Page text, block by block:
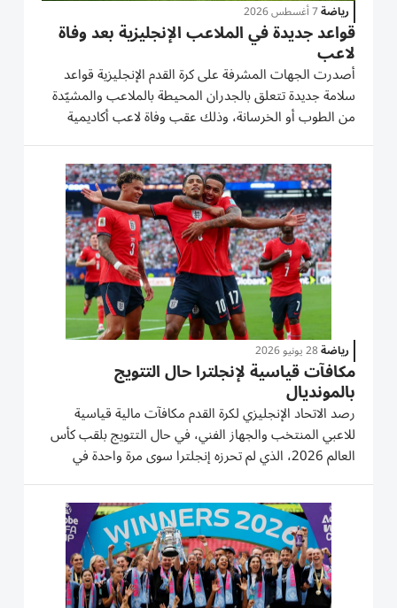
رياضة7 أغسطس 2026
قواعد جديدة في الملاعب الإنجليزية بعد وفاة
لاعب
أصدرت الجهات المشرفة على كرة القدم الإنجليزية قواعد
سلامة جديدة تتعلق بالجدران المحيطة بالملاعب والمشيّدة
من الطوب أو الخرسانة، وذلك عقب وفاة لاعب أكاديمية
أرسنال السابق بيلي فيغار. وتوفي مهاجم تشيتشستر سيتي
عن 21 عاماً بعد تعرضه في أيلول/سبتمبر 2025 لإصابة في
الدماغ خلال...
رياضة28 يونيو 2026
مكافآت قياسية لإنجلترا حال التتويج
بالمونديال
رصد الاتحاد الإنجليزي لكرة القدم مكافآت مالية قياسية
للاعبي المنتخب والجهاز الفني، في حال التتويج بلقب كأس
العالم 2026، الذي لم تحرزه إنجلترا سوى مرة واحدة في
تاريخها، عام 1966. وخصص الاتحاد مبلغ 15 مليون جنيه
إسترليني، بزيادة قدرها سبعة ملايين جنيه مقارنة بالمكافآت
المرصودة...